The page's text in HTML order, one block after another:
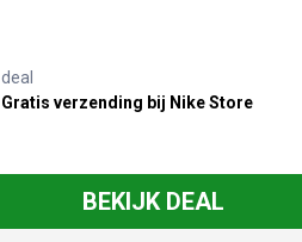
deal
Gratis verzending bij Nike Store
BEKIJK DEAL